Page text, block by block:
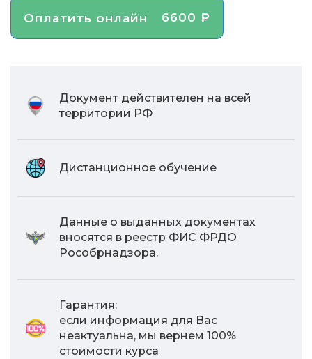
Оплатить онлайн 6600 ₽
Документ действителен на всей
территории РФ
Дистанционное обучение
Данные о выданных документах
вносятся в реестр ФИС ФРДО
Рособрнадзора.
Гарантия:
если информация для Вас
неактуальна, мы вернем 100%
стоимости курса